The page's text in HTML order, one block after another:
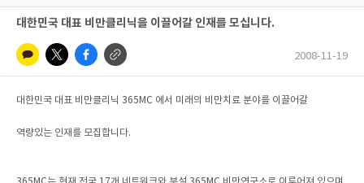
대한민국 대표 비만클리닉을 이끌어갈 인재를 모십니다.
2008-11-19
대한민국 대표 비만클리닉 365MC 에서 미래의 비만치료 분야를 이끌어갈
역량있는 인재를 모집합니다.